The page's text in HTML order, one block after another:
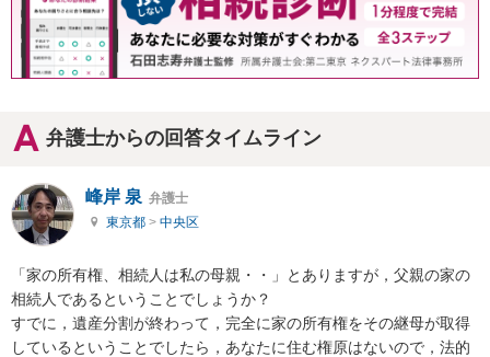
弁護士からの回答タイムライン
峰岸 泉 弁護士
東京都 > 中央区
「家の所有権、相続人は私の母親・・」とありますが，父親の家の
相続人であるということでしょうか？
すでに，遺産分割が終わって，完全に家の所有権をその継母が取得
しているということでしたら，あなたに住む権原はないので，法的